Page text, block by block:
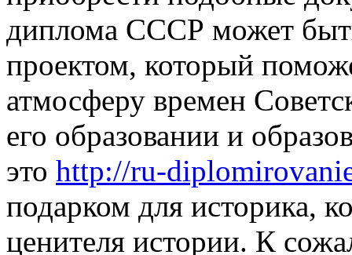
диплома СССР может
проектом, который
атмосферу времен
его образовании и
это http://ru-
подарком для историка,
ценителя истории. К